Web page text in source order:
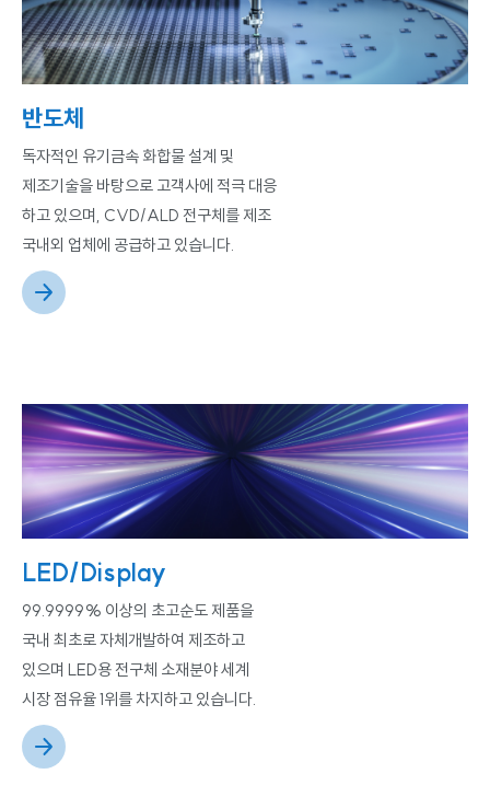
반도체
독자적인 유기금속 화합물 설계 및
제조기술을 바탕으로 고객사에 적극 대응
하고 있으며, CVD/ALD 전구체를 제조
국내외 업체에 공급하고 있습니다.
LED/Display
99.9999% 이상의 초고순도 제품을
국내 최초로 자체개발하여 제조하고
있으며 LED용 전구체 소재분야 세계
시장 점유율 1위를 차지하고 있습니다.